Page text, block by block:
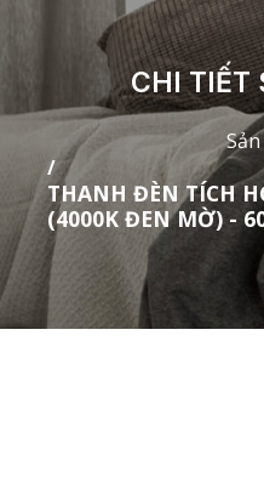
CHI TIẾT
THANH ĐÈN TÍCH
(4000K ĐEN MỜ) -